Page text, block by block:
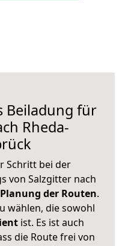
Beiladung für
Rheda-
Schritt bei der
von Salzgitter nach
Planung der Routen.
wählen, die sowohl
ist. Es ist auch
die Route frei von